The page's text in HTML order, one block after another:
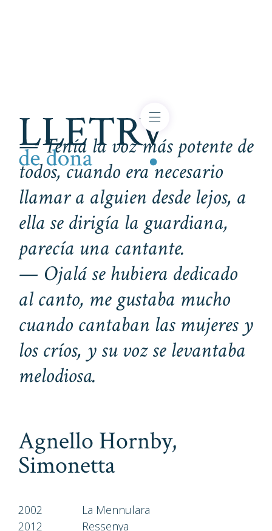
— Tenía la voz más potente de
todos, cuando era necesario
llamar a alguien desde lejos, a
ella se dirigía la guardiana,
parecía una cantante.
— Ojalá se hubiera dedicado
al canto, me gustaba mucho
cuando cantaban las mujeres y
los críos, y su voz se levantaba
melodiosa.
Agnello Hornby,
Simonetta
2002
La Mennulara
2012
Ressenya